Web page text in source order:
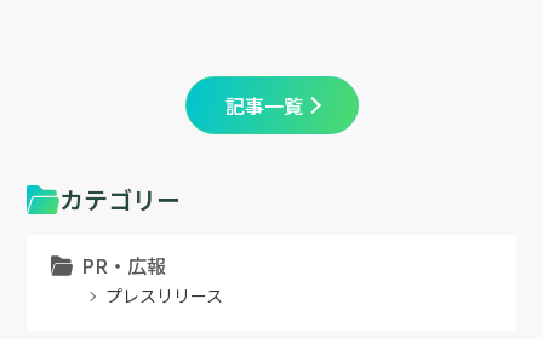
記事一覧
カテゴリー
PR・広報
プレスリリース